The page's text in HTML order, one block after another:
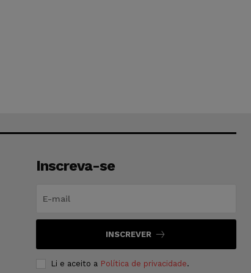
Inscreva-se
INSCREVER
Li e aceito a Política de privacidade.